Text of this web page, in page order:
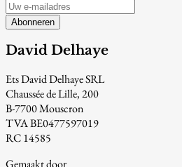
Abonneren
David Delhaye
Ets David Delhaye SRL
Chaussée de Lille, 200
B-7700 Mouscron
TVA BE0477597019
RC 14585
Gemaakt door